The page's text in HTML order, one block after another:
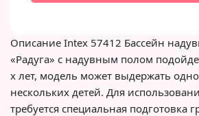
Описание Intex 57412 Бассейн
«Радуга» с надувным полом
х лет, модель может выдержать
нескольких детей. Для
требуется специальная подготовка